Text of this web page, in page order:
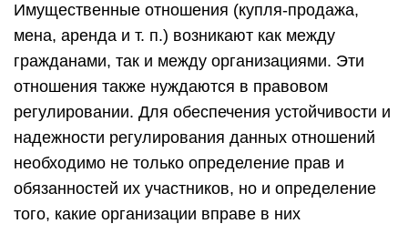
Имущественные отношения (купля-продажа,
мена, аренда и т. п.) возникают как между
гражданами, так и между организациями. Эти
отношения также нуждаются в правовом
регулировании. Для обеспечения устойчивости и
надежности регулирования данных отношений
необходимо не только определение прав и
обязанностей их участников, но и определение
того, какие организации вправе в них